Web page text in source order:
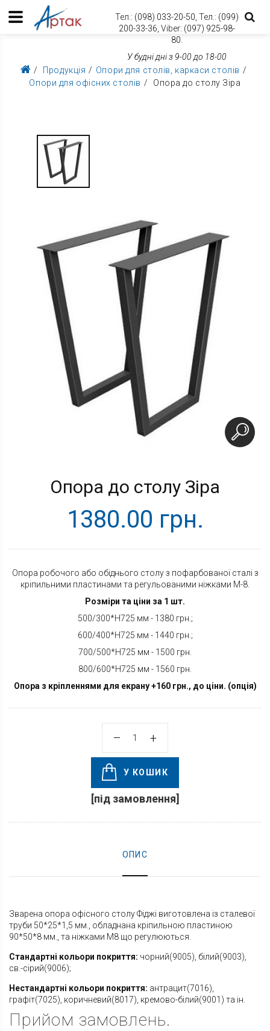
Тел.: (098) 033-20-50, Тел.: (099)
200-33-36, Viber: (097) 925-98-
80.
У будні дні з 9-00 до 18-00
Продукція
Опори для столів, каркаси столів
Опори для офісних столів
Опора до столу Зіра
Опора до столу Зіра
1380.00 грн.
Опора робочого або обіднього столу з пофарбованої сталі з
кріпильними пластинами та регульованими ніжками М-8.
Розміри та ціни за 1 шт.
500/300*H725 мм - 1380 грн.;
600/400*H725 мм - 1440 грн.;
700/500*H725 мм - 1500 грн.
800/600*H725 мм - 1560 грн.
Опора з кріпленнями для екрану +160 грн., до ціни. (опція)
У КОШИК
[під замовлення]
ОПИС
Зварена опора офісного столу Фіджі виготовлена із сталевої
труби 50*25*1,5 мм., обладнана кріпильною пластиною
90*50*8 мм., та ніжками М8 що регулюються.
Стандартні кольори покриття: чорний(9005), білий(9003),
св.-сірий(9006);
Нестандартні кольори покриття: антрацит(7016),
графіт(7025), коричневий(8017), кремово-білий(9001) та ін.
Прийом замовлень.